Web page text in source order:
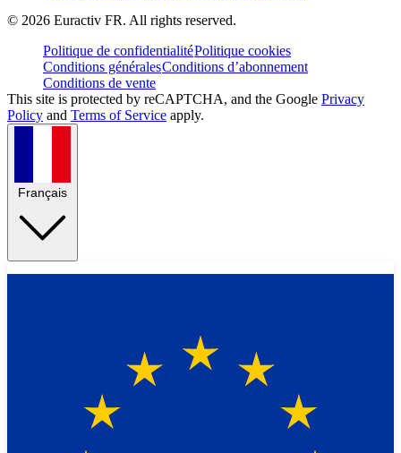
© 2026 Euractiv FR. All rights reserved.
Politique de confidentialitéPolitique cookies
Conditions généralesConditions d’abonnement
Conditions de vente
This site is protected by reCAPTCHA, and the Google Privacy
Policy and Terms of Service apply.
Français